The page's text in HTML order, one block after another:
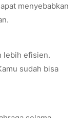
menyebabkan
lebih efisien.
sudah bisa